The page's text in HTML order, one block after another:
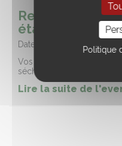
Remettre ses
état (58)
Date :
03/09/2026
Vos prairies naturelles
sécheresse, un dégât de
Lire la suite de
Politique